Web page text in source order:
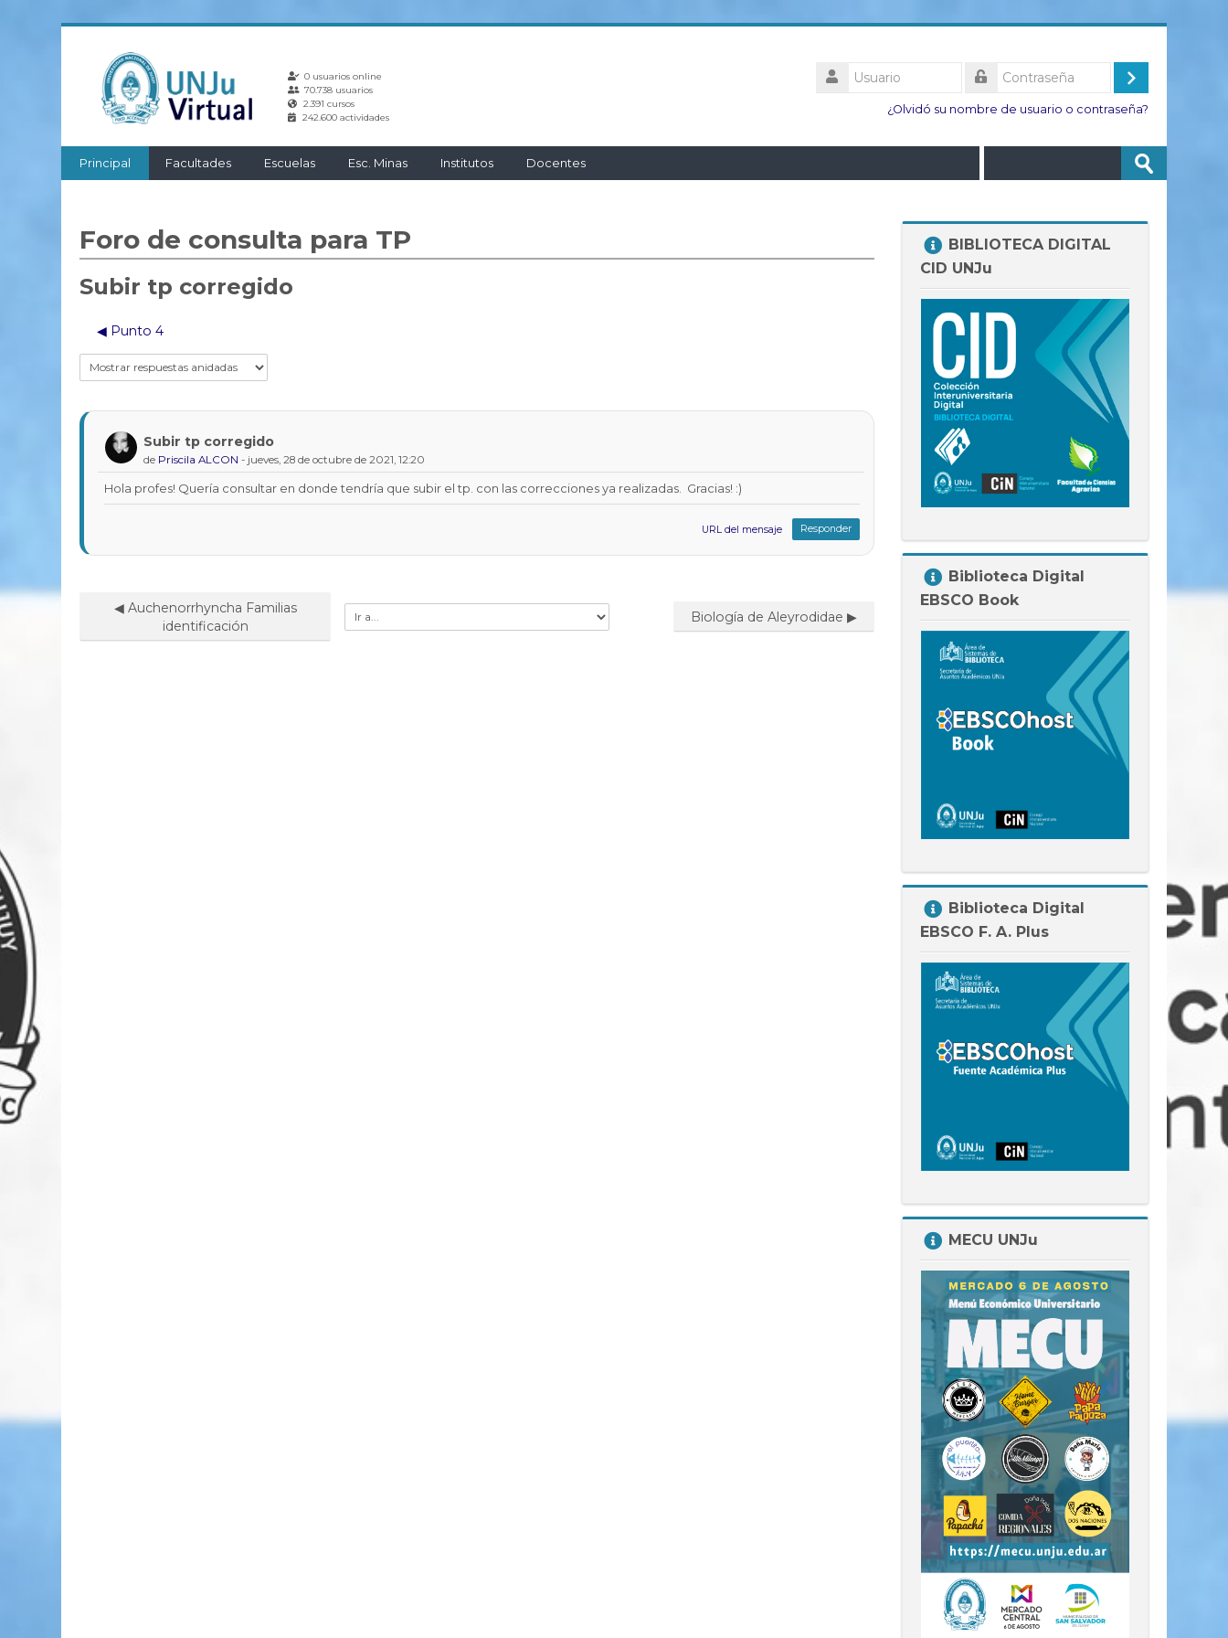
0 usuarios online
70.738 usuarios
2.391 cursos
242.600 actividades
Usuario
Acceder
¿Olvidó su nombre de usuario o contraseña?
Principal Facultades Escuelas Esc. Minas Institutos Docentes
Enviar
Foro de consulta para TP
Subir tp corregido
◀︎ Punto 4
Subir tp corregido
de Priscila ALCON - jueves, 28 de octubre de 2021, 12:20
Número
de
respuestas:
0
Hola profes! Quería consultar en donde tendría que subir el tp. con las correcciones ya realizadas. Gracias! :)
URL del mensaje Responder
◀︎ Auchenorrhyncha Familias
identificación
Biología de Aleyrodidae ▶︎
BIBLIOTECA
DIGITAL
CID
BIBLIOTECA DIGITAL
CID UNJu
Biblioteca
Digital
EBSCO
Biblioteca Digital
EBSCO Book
Biblioteca
Digital
EBSCO
Biblioteca Digital
EBSCO F. A. Plus
MECU
UNJu
MECU UNJu